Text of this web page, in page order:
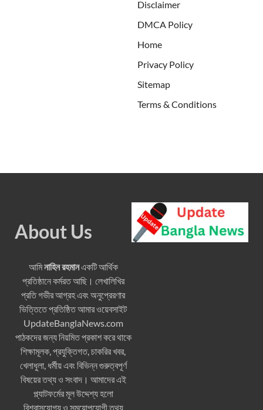
Disclaimer
DMCA Policy
Home
Privacy Policy
Sitemap
Terms & Conditions
About Us
আমিনাহিন রহমানএকটি আর্থিক
প্রতিষ্ঠানে কর্মরত আছি। লেখালিখির
প্রতি গভীর আগ্রহ এবং অনুপ্রেরণার
ভিত্তিতে প্রতিষ্ঠিত আমার ওয়েবসাইট
UpdateBanglaNews.com
পাঠকদের জন্য নিয়মিত প্রকাশ করে থাকে
শিক্ষামূলক, প্রযুক্তিগত, চাকরির খবর,
খেলাধুলা, ধর্মীয় এবং বিভিন্ন গুরুত্বপূর্ণ
বিষয়ের তথ্য ও সংবাদ। আমাদের এই
প্ল্যাটফর্মের মূল উদ্দেশ্য হলো
বিশ্বাসযোগ্য ও সময়োপযোগী তথ্য